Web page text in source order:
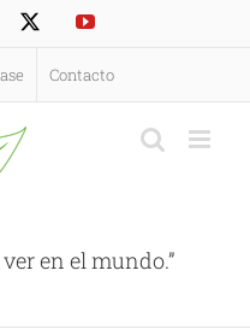
YouTube
Contacto
en el mundo.”